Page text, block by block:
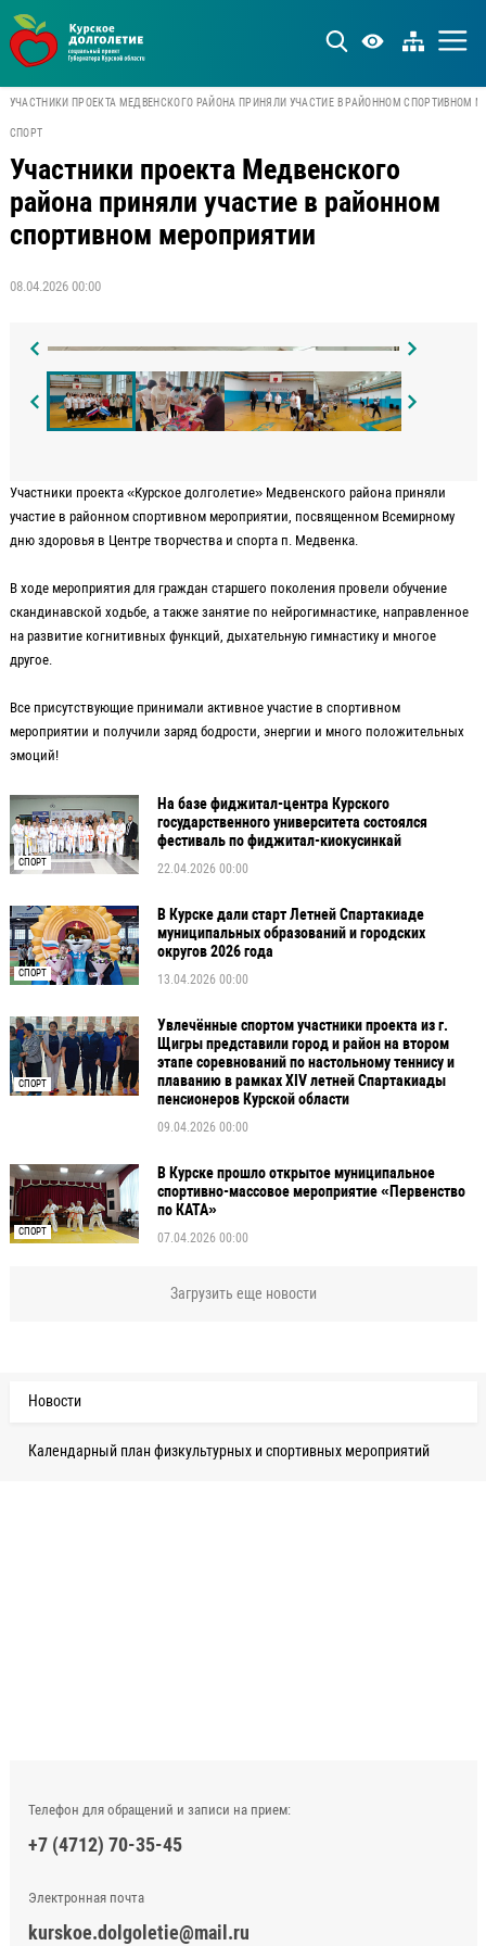
УЧАСТНИКИ ПРОЕКТА МЕДВЕНСКОГО РАЙОНА ПРИНЯЛИ УЧАСТИЕ В РАЙОННОМ СПОРТИВНОМ
СПОРТ
Новости
Календарный план физкультурных и спортивных мероприятий
Участники проекта Медвенского
района приняли участие в районном
спортивном мероприятии
08.04.2026 00:00
Участники проекта «Курское долголетие» Медвенского района приняли
участие в районном спортивном мероприятии, посвященном Всемирному
дню здоровья в Центре творчества и спорта п. Медвенка.
В ходе мероприятия для граждан старшего поколения провели обучение
скандинавской ходьбе, а также занятие по нейрогимнастике, направленное
на развитие когнитивных функций, дыхательную гимнастику и многое
другое.
Все присутствующие принимали активное участие в спортивном
мероприятии и получили заряд бодрости, энергии и много положительных
эмоций!
СПОРТ
На базе фиджитал-центра Курского
государственного университета состоялся
фестиваль по фиджитал-киокусинкай
22.04.2026 00:00
СПОРТ
В Курске дали старт Летней Спартакиаде
муниципальных образований и городских
округов 2026 года
13.04.2026 00:00
СПОРТ
Увлечённые спортом участники проекта из г.
Щигры представили город и район на втором
этапе соревнований по настольному теннису и
плаванию в рамках XIV летней Спартакиады
пенсионеров Курской области
09.04.2026 00:00
СПОРТ
В Курске прошло открытое муниципальное
спортивно-массовое мероприятие «Первенство
по КАТА»
07.04.2026 00:00
Загрузить еще новости
Телефон для обращений и записи на прием:
+7 (4712) 70-35-45
Электронная почта
kurskoe.dolgoletie@mail.ru